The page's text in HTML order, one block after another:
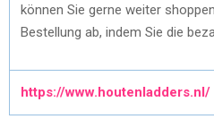
können Sie gerne weiter
Bestellung ab, indem Sie die
https://www.houtenladders.nl/